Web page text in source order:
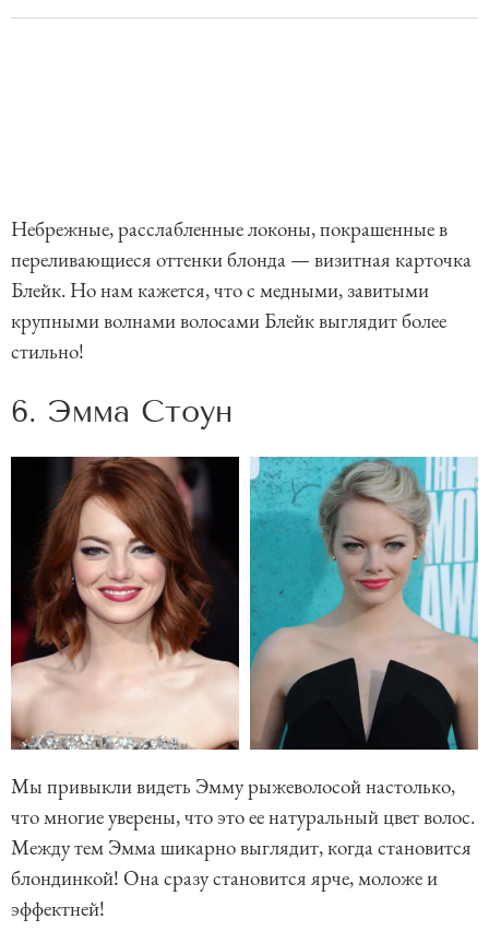
Небрежные, расслабленные локоны, покрашенные в
переливающиеся оттенки блонда — визитная карточка
Блейк. Но нам кажется, что с медными, завитыми
крупными волнами волосами Блейк выглядит более
стильно!
6. Эмма Стоун
Мы привыкли видеть Эмму рыжеволосой настолько,
что многие уверены, что это ее натуральный цвет волос.
Между тем Эмма шикарно выглядит, когда становится
блондинкой! Она сразу становится ярче, моложе и
эффектней!